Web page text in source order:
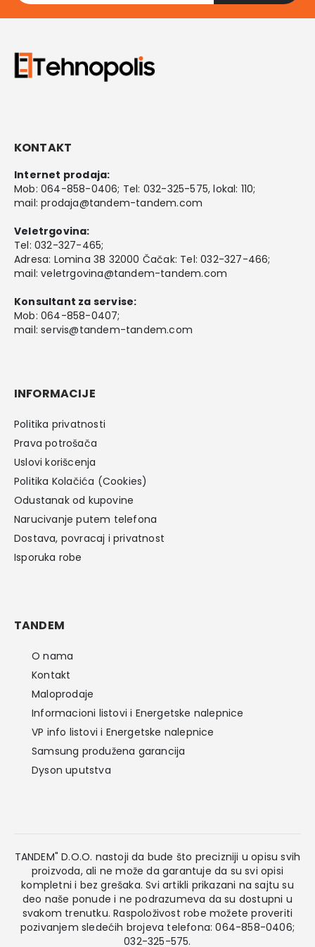
KONTAKT
Internet prodaja:
Mob: 064-858-0406; Tel: 032-325-575, lokal: 110;
mail:prodaja@tandem-tandem.com
Veletrgovina:
Tel: 032-327-465;
Adresa: Lomina 38 32000 Čačak: Tel: 032-327-466;
mail:veletrgovina@tandem-tandem.com
Konsultant za servise:
Mob: 064-858-0407;
mail:servis@tandem-tandem.com
INFORMACIJE
Politika privatnosti
Prava potrošača
Uslovi korišcenja
Politika Kolačića (Cookies)
Odustanak od kupovine
Narucivanje putem telefona
Dostava, povracaj i privatnost
Isporuka robe
TANDEM
O nama
Kontakt
Maloprodaje
Informacioni listovi i Energetske nalepnice
VP info listovi i Energetske nalepnice
Samsung produžena garancija
Dyson uputstva
TANDEM" D.O.O. nastoji da bude što precizniji u opisu svih
proizvoda, ali ne može da garantuje da su svi opisi
kompletni i bez grešaka. Svi artikli prikazani na sajtu su
deo naše ponude i ne podrazumeva da su dostupni u
svakom trenutku. Raspoloživost robe možete proveriti
pozivanjem sledećih brojeva telefona: 064-858-0406;
032-325-575.